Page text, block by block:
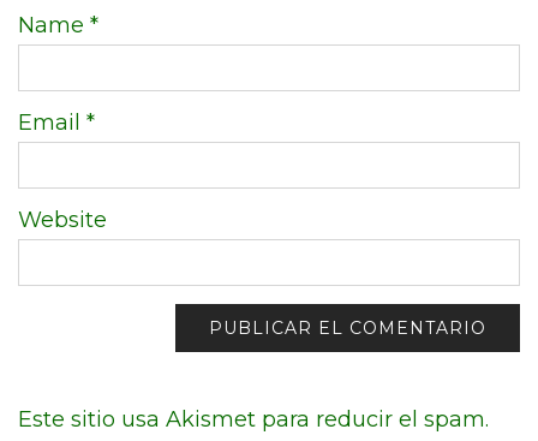
Name *
Email *
Website
Este sitio usa Akismet para reducir el spam.